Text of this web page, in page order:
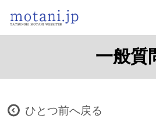
一般質
ひとつ前へ戻る